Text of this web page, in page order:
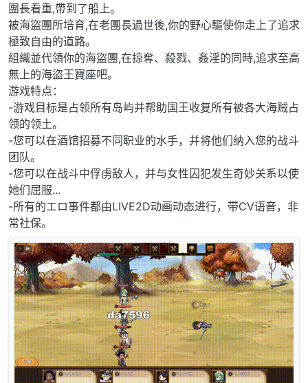
團長看重,帶到了船上。
被海盜團所培育,在老團長過世後,你的野心驅使你走上了追求
極致自由的道路。
組織並代領你的海盜團,在掠奪、殺戮、姦淫的同時,追求至高
無上的海盜王寶座吧。
游戏特点：
-游戏目标是占领所有岛屿并帮助国王收复所有被各大海贼占
领的领土。
-您可以在酒馆招募不同职业的水手，并将他们纳入您的战斗
团队。
-您可以在战斗中俘虏敌人，并与女性囚犯发生奇妙关系以使
她们屈服...
-所有的エロ事件都由LIVE2D动画动态进行，带CV语音，非
常社保。